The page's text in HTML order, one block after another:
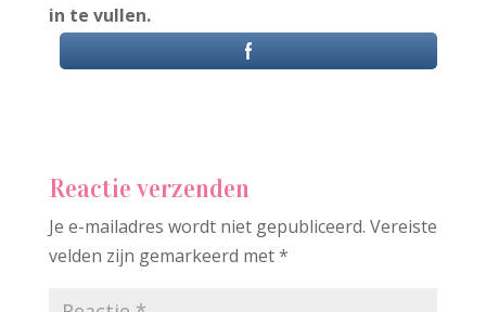
in te vullen.
Reactie verzenden
Je e-mailadres wordt niet gepubliceerd. Vereiste
velden zijn gemarkeerd met*